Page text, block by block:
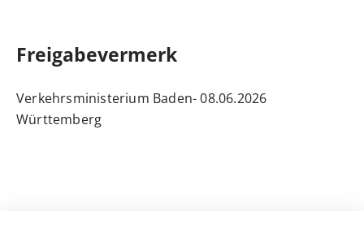
Freigabevermerk
08.06.2026 Verkehrsministerium Baden-
Württemberg